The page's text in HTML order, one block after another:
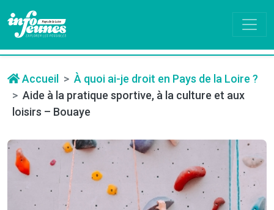
Accueil
À quoi ai-je droit en Pays de la Loire ?
Aide à la pratique sportive, à la culture et aux
loisirs – Bouaye